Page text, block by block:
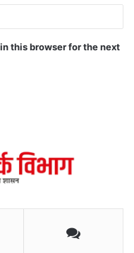
this browser for the next